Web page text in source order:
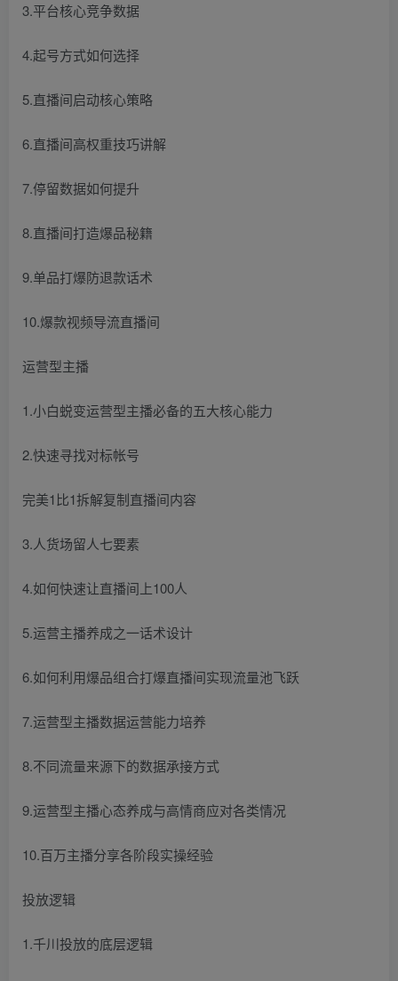
3.平台核心竞争数据
4.起号方式如何选择
5.直播间启动核心策略
6.直播间高权重技巧讲解
7.停留数据如何提升
8.直播间打造爆品秘籍
9.单品打爆防退款话术
10.爆款视频导流直播间
运营型主播
1.小白蜕变运营型主播必备的五大核心能力
2.快速寻找对标帐号
完美1比1拆解复制直播间内容
3.人货场留人七要素
4.如何快速让直播间上100人
5.运营主播养成之一话术设计
6.如何利用爆品组合打爆直播间实现流量池飞跃
7.运营型主播数据运营能力培养
8.不同流量来源下的数据承接方式
9.运营型主播心态养成与高情商应对各类情况
10.百万主播分享各阶段实操经验
投放逻辑
1.千川投放的底层逻辑